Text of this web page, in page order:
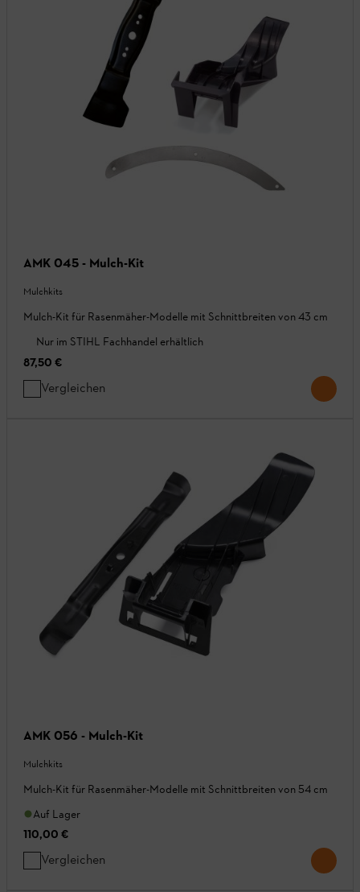
AMK 045 - Mulch-Kit
Mulchkits
Mulch-Kit für Rasenmäher-Modelle mit Schnittbreiten von 43 cm
Nur im STIHL Fachhandel erhältlich
87,50 €
Vergleichen
AMK 056 - Mulch-Kit
Mulchkits
Mulch-Kit für Rasenmäher-Modelle mit Schnittbreiten von 54 cm
Auf Lager
110,00 €
Vergleichen